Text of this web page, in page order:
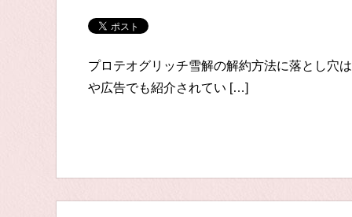
プロテオグリッチ雪解の解約方法に落とし穴
や広告でも紹介されてい […]